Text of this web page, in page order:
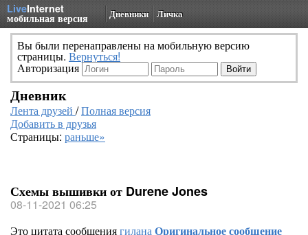
LiveInternet
мобильная версия Дневники Личка
Вы были перенаправлены на мобильную версию
страницы. Вернуться!
Авторизация
Дневник
Лента друзей /Полная версия
Добавить в друзья
Страницы: раньше»
Схемы вышивки от Durene Jones
08-11-2021 06:25
Это цитата сообщениягиланаОригинальное сообщение